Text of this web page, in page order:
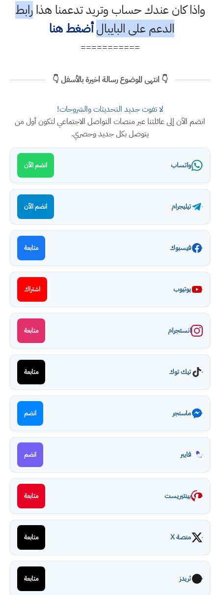
واذا كان عندك حساب وتريد تدعمنا هذارابط
الدعم على البايبال أضغط هنا
===========
👇 انتهى الموضوع رسالة اخيرة بالأسفل 👇
لا تفوت جديد التحديثات والشروحات!
انضم الآن إلى عائلتنا عبر منصات التواصل الاجتماعي لتكون أول من
يتوصل بكل جديد وحصري.
واتساب انضم الآن
تيليجرام انضم الآن
فيسبوك متابعة
يوتيوب اشتراك
انستجرام متابعة
تيك توك متابعة
ماسنجر انضم
فايبر انضم
بينتيريست متابعة
منصة X متابعة
ثريدز متابعة